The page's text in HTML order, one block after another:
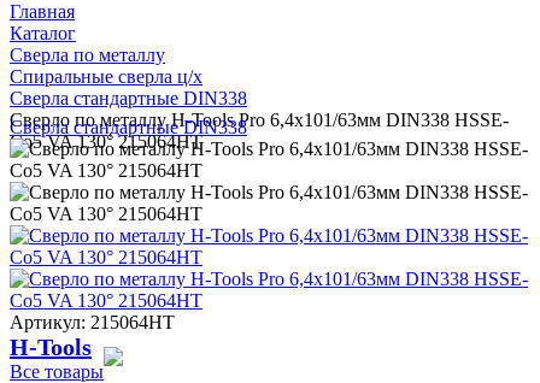
Главная
Каталог
Сверла по металлу
Спиральные сверла ц/х
Сверла стандартные DIN338
Сверло по металлу H-Tools Pro 6,4x101/63мм DIN338 HSSE-
Co5 VA 130° 215064HT
Сверла стандартные DIN338
Артикул: 215064HT
H-Tools
Все товары